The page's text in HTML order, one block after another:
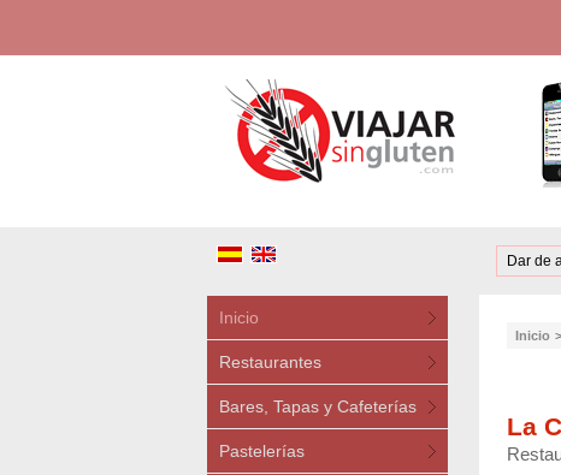
Dar de
Inicio
Restaurantes
Bares, Tapas y Cafeterías
Pastelerías
Inicio >
La